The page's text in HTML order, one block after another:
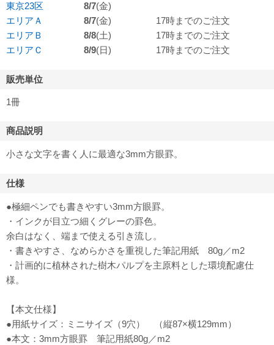
東京23区 8/7(金)
エリアＡ
8/7(金)
17時までのご注文
エリアＢ
8/8(土)
17時までのご注文
エリアＣ
8/9(日) 17時までのご注文
販売単位
1冊
商品説明
小さな文字を書く人に最適な3mm方眼罫。
仕様
●極細ペンでも書きやすい3mm方眼罫。
・インクが目立つ細くグレーの罫色。
余白はなく、端まで使える引き流し。
・書きやすさ、なめらかさを重視した筆記用紙 80g／m2
・計画的に植林された樹木パルプを主原料とした環境配慮仕
様。
【本文仕様】
●用紙サイズ：ミニサイズ（9穴） （縦87×横129mm）
●本文：3mm方眼罫 筆記用紙80g／m2